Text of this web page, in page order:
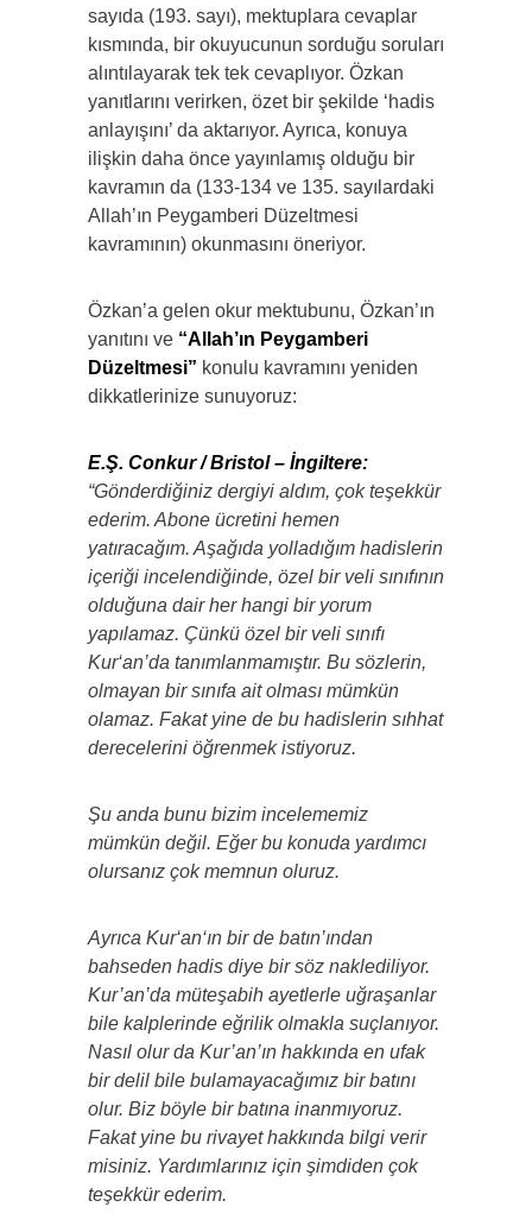
sayıda (193. sayı), mektuplara cevaplar
kısmında, bir okuyucunun sorduğu soruları
alıntılayarak tek tek cevaplıyor. Özkan
yanıtlarını verirken, özet bir şekilde ‘hadis
anlayışını’ da aktarıyor. Ayrıca, konuya
ilişkin daha önce yayınlamış olduğu bir
kavramın da (133-134 ve 135. sayılardaki
Allah’ın Peygamberi Düzeltmesi
kavramının) okunmasını öneriyor.
Özkan’a gelen okur mektubunu, Özkan’ın
yanıtını ve “Allah’ın Peygamberi
Düzeltmesi” konulu kavramını yeniden
dikkatlerinize sunuyoruz:
E.Ş. Conkur / Bristol – İngiltere:
“Gönderdiğiniz dergiyi aldım, çok teşekkür
ederim. Abone ücretini hemen
yatıracağım. Aşağıda yolladığım hadislerin
içeriği incelendiğinde, özel bir veli sınıfının
olduğuna dair her hangi bir yorum
yapılamaz. Çünkü özel bir veli sınıfı
Kur‘an’da tanımlanmamıştır. Bu sözlerin,
olmayan bir sınıfa ait olması mümkün
olamaz. Fakat yine de bu hadislerin sıhhat
derecelerini öğrenmek istiyoruz.
Şu anda bunu bizim incelememiz
mümkün değil. Eğer bu konuda yardımcı
olursanız çok memnun oluruz.
Ayrıca Kur‘an‘ın bir de batın’ından
bahseden hadis diye bir söz naklediliyor.
Kur’an’da müteşabih ayetlerle uğraşanlar
bile kalplerinde eğrilik olmakla suçlanıyor.
Nasıl olur da Kur’an’ın hakkında en ufak
bir delil bile bulamayacağımız bir batını
olur. Biz böyle bir batına inanmıyoruz.
Fakat yine bu rivayet hakkında bilgi verir
misiniz. Yardımlarınız için şimdiden çok
teşekkür ederim.